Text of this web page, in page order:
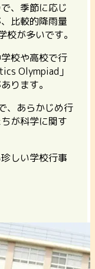
、季節に応じ
比較的降雨量
校が多いです。
校や高校で行
Olympiad」
ります。
、あらかじめ行
が科学に関す
しい学校行事